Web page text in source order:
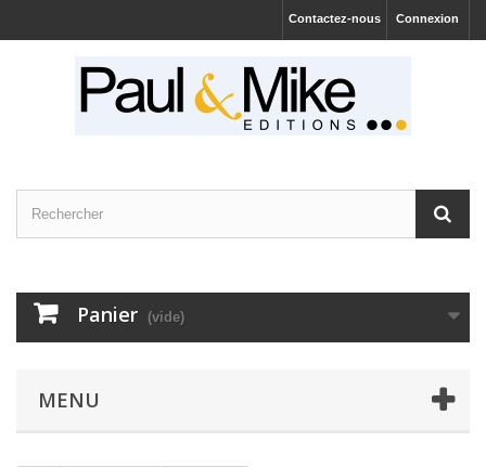
Connexion
Contactez-nous
Panier (vide)
MENU